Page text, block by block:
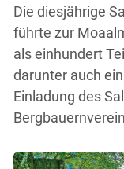
Die diesjährige
führte zur
als einhundert
darunter auch
Einladung des